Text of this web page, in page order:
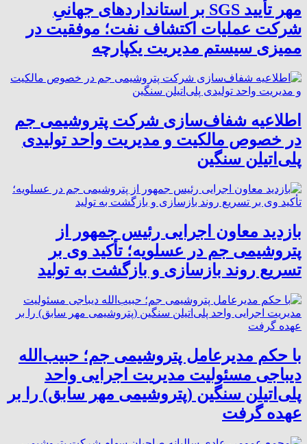
مهر تأیید SGS بر استانداردهای جهانیِ
شرکت عملیات اکتشاف نفت؛ موفقیت در
ممیزی سیستم مدیریت یکپارچه
اطلاعیه شفاف‌سازی شرکت پتروشیمی جم
در خصوص مالکیت و مدیریت واحد تولیدی
پلی‌اتیلن سنگین
بازدید معاون اجرایی رئیس جمهور از
پتروشیمی جم در عسلویه؛ تأکید وی بر
تسریع روند بازسازی و بازگشت به تولید
با حکم مدیرعامل پتروشیمی جم؛ حبیب‌الله
دیباجی مسئولیت مدیریت اجرایی واحد
پلی‌اتیلن سنگین (پتروشیمی مهر سابق) را بر
عهده گرفت